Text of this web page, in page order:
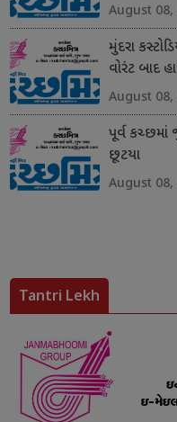
August 08,
મુંદરા
વોરંટ બાદ
August 08,
પૂર્વ કચ્છમાં
છૂટયા
August 08,
Tantri Lekh